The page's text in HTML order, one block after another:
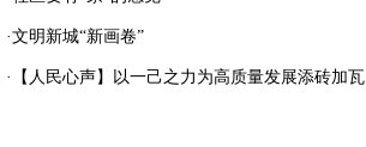
·文明新城“新画卷”
· 【人民心声】以一己之力为高质量发展添砖加瓦